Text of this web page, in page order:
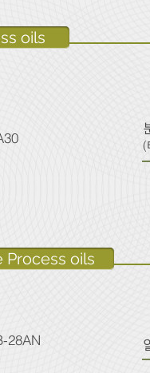
oils
(
Process oils
28AN